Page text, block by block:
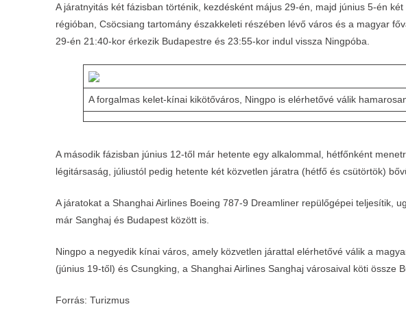
A járatnyitás két fázisban történik, kezdésként május 29-én, majd június 5-én
régióban, Csöcsiang tartomány északkeleti részében lévő város és a magyar
29-én 21:40-kor érkezik Budapestre és 23:55-kor indul vissza Ningpóba.
A forgalmas kelet-kínai kikötőváros, Ningpo is elérhetővé válik
A második fázisban június 12-től már hetente egy alkalommal, hétfőnként
légitársaság, júliustól pedig hetente két közvetlen járatra (hétfő és csütörtök)
A járatokat a Shanghai Airlines Boeing 787-9 Dreamliner repülőgépei teljesítik,
már Sanghaj és Budapest között is.
Ningpo a negyedik kínai város, amely közvetlen járattal elérhetővé válik a
(június 19-től) és Csungking, a Shanghai Airlines Sanghaj városaival köti össze
Forrás: Turizmus